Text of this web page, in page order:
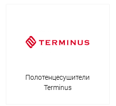
Полотенцесушители
Terminus